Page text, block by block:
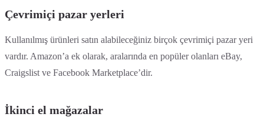
Çevrimiçi pazar yerleri
Kullanılmış ürünleri satın alabileceğiniz birçok çevrimiçi pazar yeri
vardır. Amazon’a ek olarak, aralarında en popüler olanları eBay,
Craigslist ve Facebook Marketplace’dir.
İkinci el mağazalar